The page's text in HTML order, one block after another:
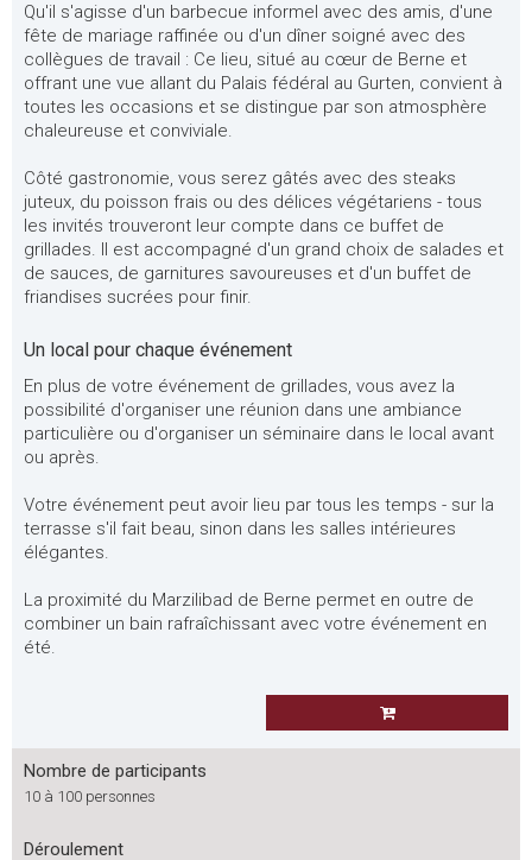
Qu'il s'agisse d'un barbecue informel avec des amis, d'une
fête de mariage raffinée ou d'un dîner soigné avec des
collègues de travail : Ce lieu, situé au cœur de Berne et
offrant une vue allant du Palais fédéral au Gurten, convient à
toutes les occasions et se distingue par son atmosphère
chaleureuse et conviviale.
Côté gastronomie, vous serez gâtés avec des steaks
juteux, du poisson frais ou des délices végétariens - tous
les invités trouveront leur compte dans ce buffet de
grillades. Il est accompagné d'un grand choix de salades et
de sauces, de garnitures savoureuses et d'un buffet de
friandises sucrées pour finir.
Un local pour chaque événement
En plus de votre événement de grillades, vous avez la
possibilité d'organiser une réunion dans une ambiance
particulière ou d'organiser un séminaire dans le local avant
ou après.
Votre événement peut avoir lieu par tous les temps - sur la
terrasse s'il fait beau, sinon dans les salles intérieures
élégantes.
La proximité du Marzilibad de Berne permet en outre de
combiner un bain rafraîchissant avec votre événement en
été.
Nombre de participants
10 à 100 personnes
Déroulement